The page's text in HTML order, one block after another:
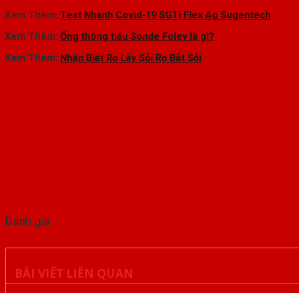
Xem Thêm: Test Nhanh Covid-19 SGTi Flex Ag Sugentech
Xem Thêm: Ống thông tiểu Sonde Foley là gì?
Xem Thêm: Nhận Biết Rọ Lấy Sỏi Rọ Bắt Sỏi
Đánh giá
BÀI VIẾT LIÊN QUAN